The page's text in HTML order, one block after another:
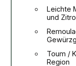
Leichte
und
Toum /
Region